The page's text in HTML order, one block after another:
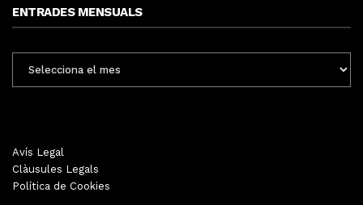
ENTRADES MENSUALS
MENSUALS
Avís Legal
Clàusules Legals
Política de Cookies